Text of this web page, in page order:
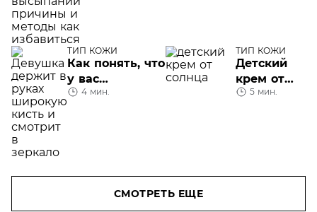
избавиться
ТИП КОЖИ
Как понять, что
у вас
чувствительная
4 мин.
ТИП КОЖИ
Детский
крем от
солнца
5 мин.
СМОТРЕТЬ ЕЩЕ